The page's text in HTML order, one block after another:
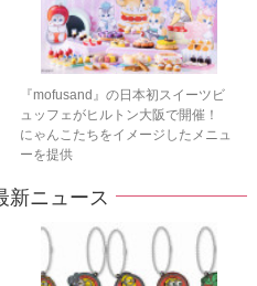
『mofusand』の日本初スイーツビ
ュッフェがヒルトン大阪で開催！
にゃんこたちをイメージしたメニュ
ーを提供
ニュース